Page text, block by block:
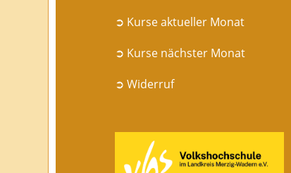
➲ Kurse aktueller Monat
➲ Kurse nächster Monat
➲ Widerruf